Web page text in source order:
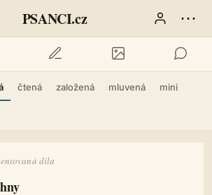
PSANCI.cz ⋯
čtená založená mluvená mini
díla